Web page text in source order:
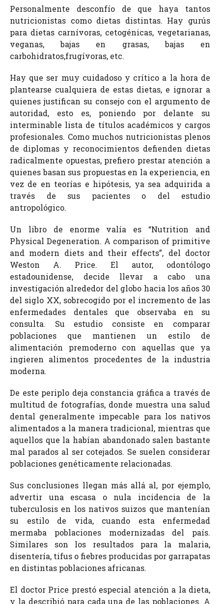
Personalmente desconfío de que haya tantos
nutricionistas como dietas distintas. Hay gurús
para dietas carnívoras, cetogénicas, vegetarianas,
veganas, bajas en grasas, bajas en
carbohidratos,frugívoras, etc.
Hay que ser muy cuidadoso y crítico a la hora de
plantearse cualquiera de estas dietas, e ignorar a
quienes justifican su consejo con el argumento de
autoridad, esto es, poniendo por delante su
interminable lista de títulos académicos y cargos
profesionales. Como muchos nutricionistas plenos
de diplomas y reconocimientos defienden dietas
radicalmente opuestas, prefiero prestar atención a
quienes basan sus propuestas en la experiencia, en
vez de en teorías e hipótesis, ya sea adquirida a
través de sus pacientes o del estudio
antropológico.
Un libro de enorme valía es “Nutrition and
Physical Degeneration. A comparison of primitive
and modern diets and their effects”, del doctor
Weston A. Price. El autor, odontólogo
estadounidense, decide llevar a cabo una
investigación alrededor del globo hacia los años 30
del siglo XX, sobrecogido por el incremento de las
enfermedades dentales que observaba en su
consulta. Su estudio consiste en comparar
poblaciones que mantienen un estilo de
alimentación premoderno con aquellas que ya
ingieren alimentos procedentes de la industria
moderna.
De este periplo deja constancia gráfica a través de
multitud de fotografías, donde muestra una salud
dental generalmente impecable para los nativos
alimentados a la manera tradicional, mientras que
aquellos que la habían abandonado salen bastante
mal parados al ser cotejados. Se suelen considerar
poblaciones genéticamente relacionadas.
Sus conclusiones llegan más allá al, por ejemplo,
advertir una escasa o nula incidencia de la
tuberculosis en los nativos suizos que mantenían
su estilo de vida, cuando esta enfermedad
mermaba poblaciones modernizadas del país.
Similares son los resultados para la malaria,
disentería, tifus o fiebres producidas por garrapatas
en distintas poblaciones africanas.
El doctor Price prestó especial atención a la dieta,
y la describió para cada una de las poblaciones. A